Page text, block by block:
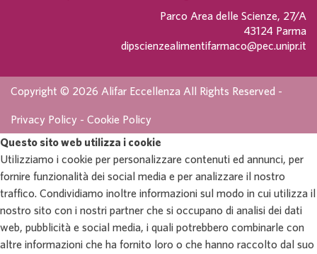
Parco Area delle Scienze, 27/A
43124 Parma
dipscienzealimentifarmaco@pec.unipr.it
Copyright © 2026 Alifar Eccellenza All Rights Reserved -
Privacy Policy - Cookie Policy
Questo sito web utilizza i cookie
Utilizziamo i cookie per personalizzare contenuti ed annunci, per
fornire funzionalità dei social media e per analizzare il nostro
traffico. Condividiamo inoltre informazioni sul modo in cui utilizza il
nostro sito con i nostri partner che si occupano di analisi dei dati
web, pubblicità e social media, i quali potrebbero combinarle con
altre informazioni che ha fornito loro o che hanno raccolto dal suo